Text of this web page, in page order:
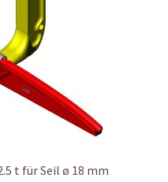
t für Seil ø 18 mm